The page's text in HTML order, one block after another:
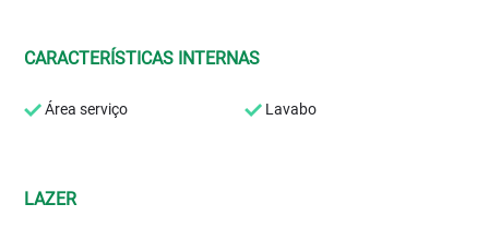
CARACTERÍSTICAS INTERNAS
Área serviço Lavabo
LAZER